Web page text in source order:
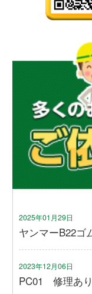
2025年01月29日
ヤンマーB22ゴ
2023年12月06日
PC01 修理あり